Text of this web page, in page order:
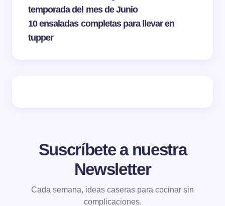
temporada del mes de Junio
10 ensaladas completas para llevar en
tupper
Suscríbete a nuestra
Newsletter
Cada semana, ideas caseras para cocinar sin
complicaciones.